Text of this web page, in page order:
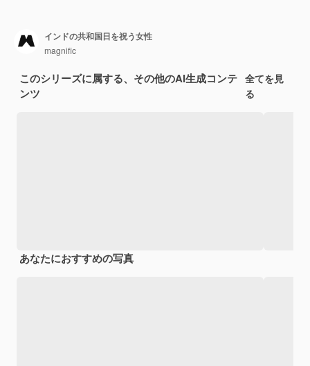
インドの共和国日を祝う女性
magnific
このシリーズに属する、その他のAI生成コンテ
ンツ
全てを見
る
あなたにおすすめの写真